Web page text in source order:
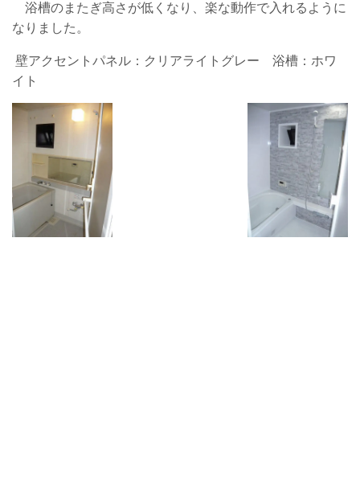
浴槽のまたぎ高さが低くなり、楽な動作で入れるように
なりました。
壁アクセントパネル：クリアライトグレー 浴槽：ホワ
イト